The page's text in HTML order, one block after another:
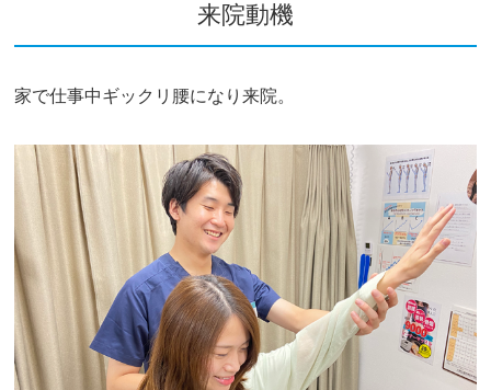
来院動機
家で仕事中ギックリ腰になり来院。